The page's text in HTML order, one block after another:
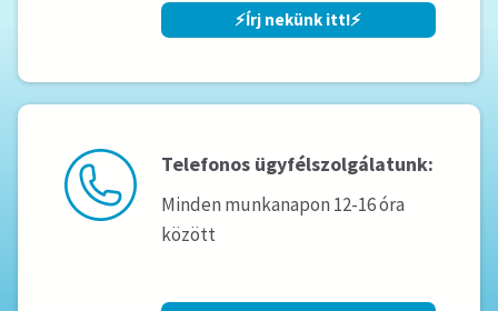
⚡️Írj nekünk itt!⚡️
Telefonos ügyfélszolgálatunk:
Minden munkanapon 12-16 óra
között